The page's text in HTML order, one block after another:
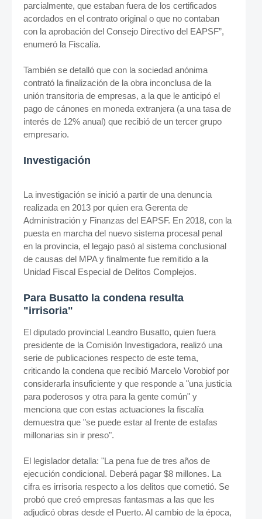
parcialmente, que estaban fuera de los certificados
acordados en el contrato original o que no contaban
con la aprobación del Consejo Directivo del EAPSF”,
enumeró la Fiscalía.
También se detalló que con la sociedad anónima
contrató la finalización de la obra inconclusa de la
unión transitoria de empresas, a la que le anticipó el
pago de cánones en moneda extranjera (a una tasa de
interés de 12% anual) que recibió de un tercer grupo
empresario.
Investigación
La investigación se inició a partir de una denuncia
realizada en 2013 por quien era Gerenta de
Administración y Finanzas del EAPSF. En 2018, con la
puesta en marcha del nuevo sistema procesal penal
en la provincia, el legajo pasó al sistema conclusional
de causas del MPA y finalmente fue remitido a la
Unidad Fiscal Especial de Delitos Complejos.
Para Busatto la condena resulta
"irrisoria"
El diputado provincial Leandro Busatto, quien fuera
presidente de la Comisión Investigadora, realizó una
serie de publicaciones respecto de este tema,
criticando la condena que recibió Marcelo Vorobiof por
considerarla insuficiente y que responde a "una justicia
para poderosos y otra para la gente común" y
menciona que con estas actuaciones la fiscalía
demuestra que "se puede estar al frente de estafas
millonarias sin ir preso".
El legislador detalla: "La pena fue de tres años de
ejecución condicional. Deberá pagar $8 millones. La
cifra es irrisoria respecto a los delitos que cometió. Se
probó que creó empresas fantasmas a las que les
adjudicó obras desde el Puerto. Al cambio de la época,